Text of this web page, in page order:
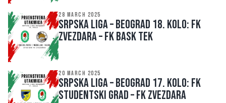
28 MARCH 2025
SRPSKA LIGA – BEOGRAD 18. kolo: FK
ZVEZDARA – FK BASK TEK
20 MARCH 2025
SRPSKA LIGA – BEOGRAD 17. kolo: FK
STUDENTSKI GRAD – FK ZVEZDARA